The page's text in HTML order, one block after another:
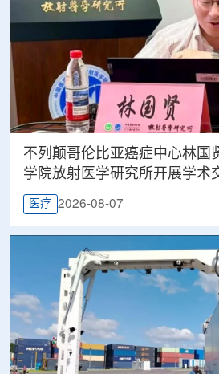
不列颠哥伦比亚癌症中心林国
学院放射医学研究所开展学术
医疗 2026-08-07